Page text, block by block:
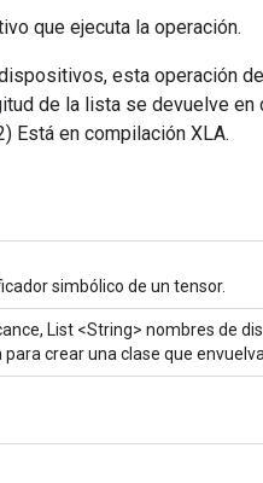
que ejecuta la operación.
esta operación
de la lista se devuelve
Está en compilación XLA.
simbólico de un tensor.
List <String> nombres de
crear una clase que